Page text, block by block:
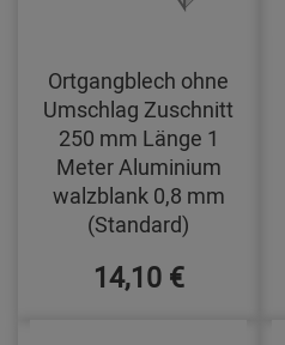
Ortgangblech ohne
Umschlag Zuschnitt
250 mm Länge 1
Meter Aluminium
walzblank 0,8 mm
(Standard)
14,10 €